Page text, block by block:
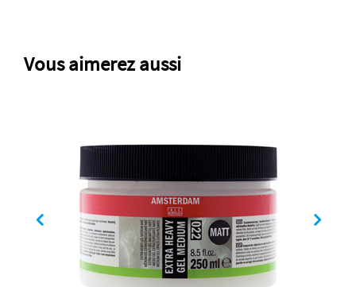
Vous aimerez aussi